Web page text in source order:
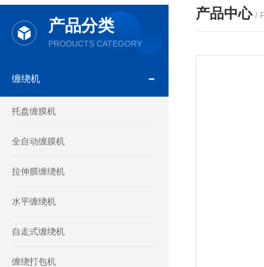
产品分类
PRODUCTS CATEGORY
缠绕机
托盘缠膜机
全自动缠膜机
拉伸膜缠绕机
水平缠绕机
自走式缠绕机
缠绕打包机
产品中心 /